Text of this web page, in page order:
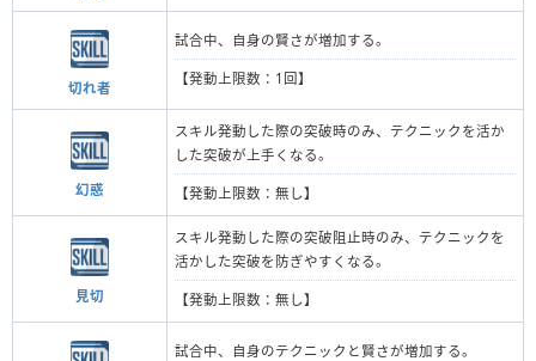
切れ者
試合中、自身の賢さが増加する。
【発動上限数：1回】
幻惑
スキル発動した際の突破時のみ、テクニックを活か
した突破が上手くなる。
【発動上限数：無し】
見切
スキル発動した際の突破阻止時のみ、テクニックを
活かした突破を防ぎやすくなる。
【発動上限数：無し】
試合中、自身のテクニックと賢さが増加する。